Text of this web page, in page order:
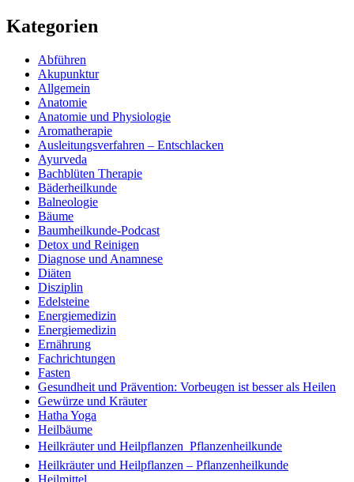
Kategorien
Abführen
Akupunktur
Allgemein
Anatomie
Anatomie und Physiologie
Aromatherapie
Ausleitungsverfahren – Entschlacken
Ayurveda
Bachblüten Therapie
Bäderheilkunde
Balneologie
Bäume
Baumheilkunde-Podcast
Detox und Reinigen
Diagnose und Anamnese
Diäten
Disziplin
Edelsteine
Energiemedizin
Energiemedizin
Ernährung
Fachrichtungen
Fasten
Gesundheit und Prävention: Vorbeugen ist besser als Heilen
Gewürze und Kräuter
Hatha Yoga
Heilbäume
Heilkräuter und Heilpflanzen  Pflanzenheilkunde
Heilkräuter und Heilpflanzen – Pflanzenheilkunde
Heilmittel